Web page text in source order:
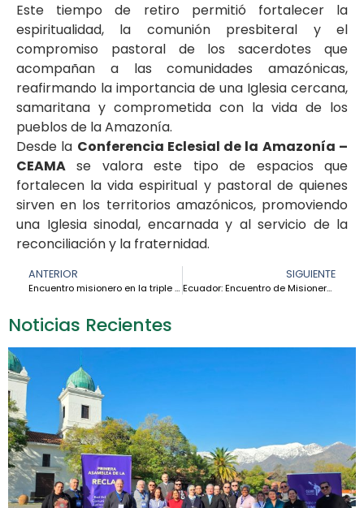
Noticias Recientes
Este tiempo de retiro permitió fortalecer la
espiritualidad, la comunión presbiteral y el
compromiso pastoral de los sacerdotes que
acompañan a las comunidades amazónicas,
reafirmando la importancia de una Iglesia cercana,
samaritana y comprometida con la vida de los
pueblos de la Amazonía.
Desde la Conferencia Eclesial de la Amazonía –
CEAMA se valora este tipo de espacios que
fortalecen la vida espiritual y pastoral de quienes
sirven en los territorios amazónicos, promoviendo
una Iglesia sinodal, encarnada y al servicio de la
reconciliación y la fraternidad.
ANTERIOR
Encuentro misionero en la triple frontera amazónica fortalece la sinodalidad y la esperanza en el territorio
SIGUIENTE
Ecuador: Encuentro de Misioneros CEMINA – Zona Amazónica fortaleció el compromiso evangelizador en Puyo